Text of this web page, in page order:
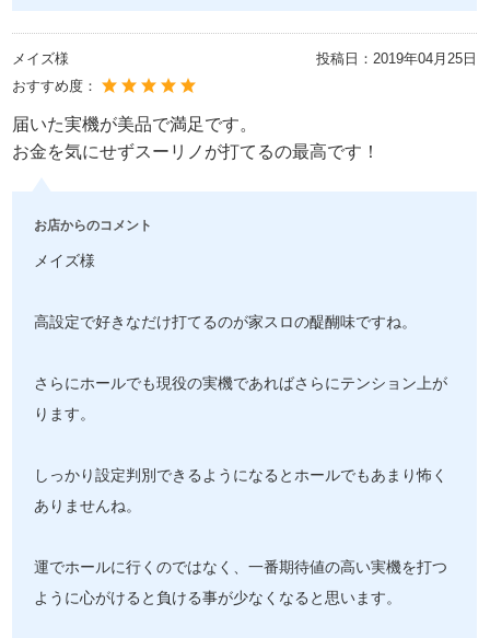
メイズ様 投稿日： 2019年04月25日
おすすめ度：
届いた実機が美品で満足です。
お金を気にせずスーリノが打てるの最高です！
お店からのコメント
メイズ様
高設定で好きなだけ打てるのが家スロの醍醐味ですね。
さらにホールでも現役の実機であればさらにテンション上が
ります。
しっかり設定判別できるようになるとホールでもあまり怖く
ありませんね。
運でホールに行くのではなく、一番期待値の高い実機を打つ
ように心がけると負ける事が少なくなると思います。